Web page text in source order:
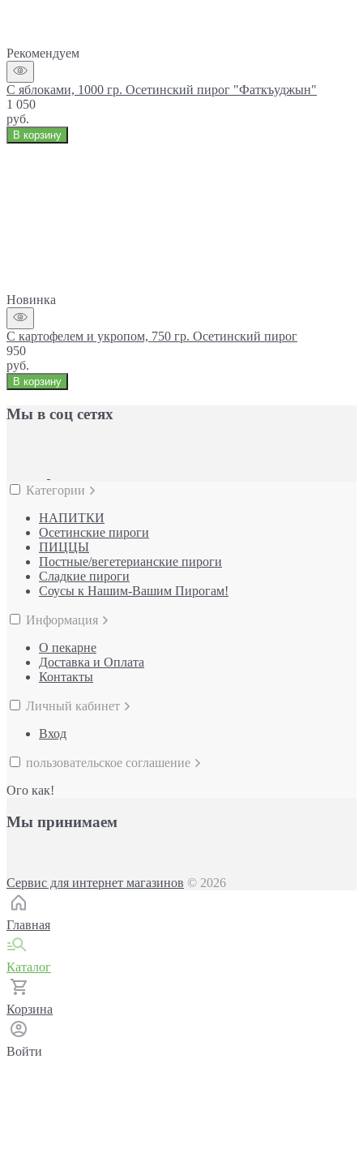
Рекомендуем
С яблоками, 1000 гр. Осетинский пирог "Фаткъуджын"
1 050
руб.
В корзину
Новинка
С картофелем и укропом, 750 гр. Осетинский пирог
950
руб.
В корзину
Мы в соц сетях
Категории
НАПИТКИ
Осетинские пироги
ПИЦЦЫ
Постные/вегетерианские пироги
Сладкие пироги
Соусы к Нашим-Вашим Пирогам!
Информация
О пекарне
Доставка и Оплата
Контакты
Личный кабинет
Вход
пользовательское соглашение
Ого как!
Мы принимаем
Сервис для интернет магазинов © 2026
Главная
Каталог
Корзина
Войти